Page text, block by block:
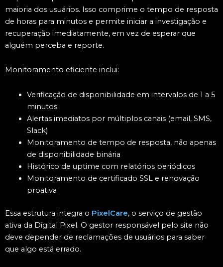
maioria dos usuários. Isso comprime o tempo de resposta
de horas para minutos e permite iniciar a investigação e
recuperação imediatamente, em vez de esperar que
alguém perceba e reporte.
Monitoramento eficiente inclui:
Verificação de disponibilidade em intervalos de 1 a 5
minutos
Alertas imediatos por múltiplos canais (email, SMS,
Slack)
Monitoramento de tempo de resposta, não apenas
de disponibilidade binária
Histórico de uptime com relatórios periódicos
Monitoramento de certificado SSL e renovação
proativa
Essa estrutura integra o PixelCare, o serviço de gestão
ativa da Digital Pixel. O gestor responsável pelo site não
deve depender de reclamações de usuários para saber
que algo está errado.